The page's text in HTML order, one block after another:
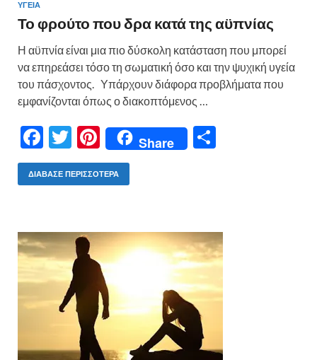
ΥΓΕΙΑ
Το φρούτο που δρα κατά της αϋπνίας
Η αϋπνία είναι μια πιο δύσκολη κατάσταση που μπορεί
να επηρεάσει τόσο τη σωματική όσο και την ψυχική υγεία
του πάσχοντος. Υπάρχουν διάφορα προβλήματα που
εμφανίζονται όπως ο διακοπτόμενος …
F
ac
e
o
o
k
T
w
itt
Pi
nt
er
t
Share
σ
τε
ίτ
ε
ΔΙΆΒΑΣΕ ΠΕΡΙΣΣΌΤΕΡΑ